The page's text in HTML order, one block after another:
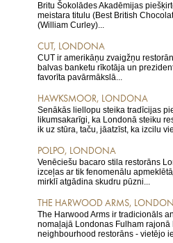
Britu Šokolādes Akadēmijas
meistara titulu (Best British
(William Curley)...
CUT, LONDONA
CUT ir amerikāņu zvaigžņu
balvas banketu rīkotāja un
favorīta pavārmākslā...
HAWKSMOOR, LONDONA
Senākās liellopu steika tradīcijas
likumsakarīgi, ka Londonā steiku
ik uz stūra, taču, jāatzīst, ka izcilu
POLPO, LONDONA
Venēciešu bacaro stila restorāns
izceļas ar tik fenomenālu
mirklī atgādina skudru pūzni...
THE HARWOOD ARMS,
The Harwood Arms ir tradicionāls
nomaļajā Londonas Fulham rajonā
neighbourhood restorāns - vietējo